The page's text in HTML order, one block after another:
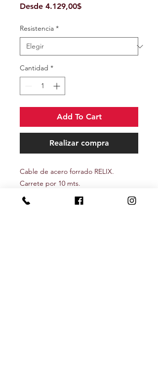
Desde 4.129,00$Precio
Resistencia *
Cantidad *
Add To Cart
Realizar compra
Cable de acero forrado RELIX.
Carrete por 10 mts.
Ideal tarariras